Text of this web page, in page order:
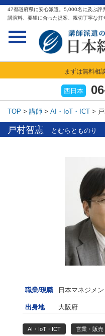
47都道府県に安心派遣。5,000名に及ぶ評
講演料、要望に合った提案、親切丁寧な打
まずは無料相
西日本
TOP > 講師 > AI・IoT・ICT >
戸村智憲 とむらとものり
職業/現職 日本マネジメ
出身地 大阪府
AI・IoT・ICT 営業・販売